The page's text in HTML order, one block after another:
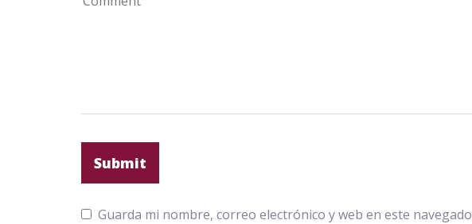
Guarda mi nombre, correo electrónico y web en este